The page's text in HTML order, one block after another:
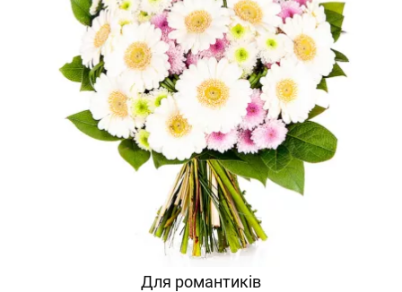
Для романтиків